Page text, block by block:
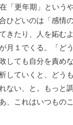
「更年期」という
ひどいのは「感情
きたり、人を妬む
月１でくる。「ど
しても自分を責め
していくと、どう
ない、と。もっ
、これはいつもの